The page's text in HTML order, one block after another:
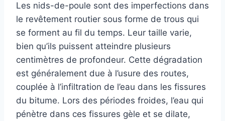
Les nids-de-poule sont des imperfections dans
le revêtement routier sous forme de trous qui
se forment au fil du temps. Leur taille varie,
bien qu’ils puissent atteindre plusieurs
centimètres de profondeur. Cette dégradation
est généralement due à l’usure des routes,
couplée à l’infiltration de l’eau dans les fissures
du bitume. Lors des périodes froides, l’eau qui
pénètre dans ces fissures gèle et se dilate,